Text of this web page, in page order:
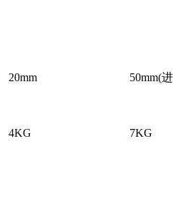
20mm 50mm(
4KG 7KG